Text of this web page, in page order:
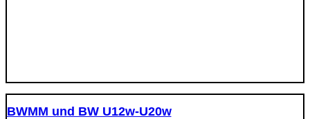
BWMM und BW U12w-U20w